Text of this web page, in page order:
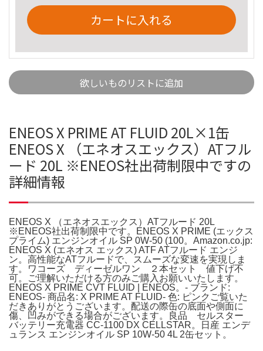
カートに入れる
欲しいものリストに追加
ENEOS X PRIME AT FLUID 20L×1缶
ENEOS X （エネオスエックス）ATフル
ード 20L ※ENEOS社出荷制限中ですの
詳細情報
ENEOS X （エネオスエックス）ATフルード 20L
※ENEOS社出荷制限中です。ENEOS X PRIME (エックス
プライム) エンジンオイル SP 0W-50 (100。Amazon.co.jp:
ENEOS X (エネオス エックス) ATF ATフルード エンジ
ン。高性能なATフルードで、スムーズな変速を実現しま
す。ワコーズ ディーゼルワン ２本セット 値下げ不
可。ご理解いただける方のみご購入お願いいたします。
ENEOS X PRIME CVT FLUID | ENEOS。- ブランド:
ENEOS- 商品名: X PRIME AT FLUID- 色: ピンクご覧いた
だきありがとうございます。配送の際缶の底面や側面に
傷、凹みができる場合がございます。良品 セルスター
バッテリー充電器 CC-1100 DX CELLSTAR。日産 エンデ
ュランス エンジンオイル SP 10W-50 4L 2缶セット。